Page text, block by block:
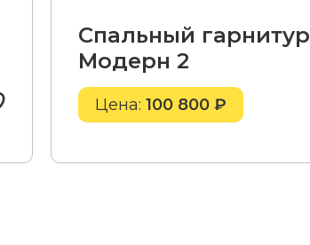
Спальный гарнитур
Модерн 2
Цена: 100 800 ₽